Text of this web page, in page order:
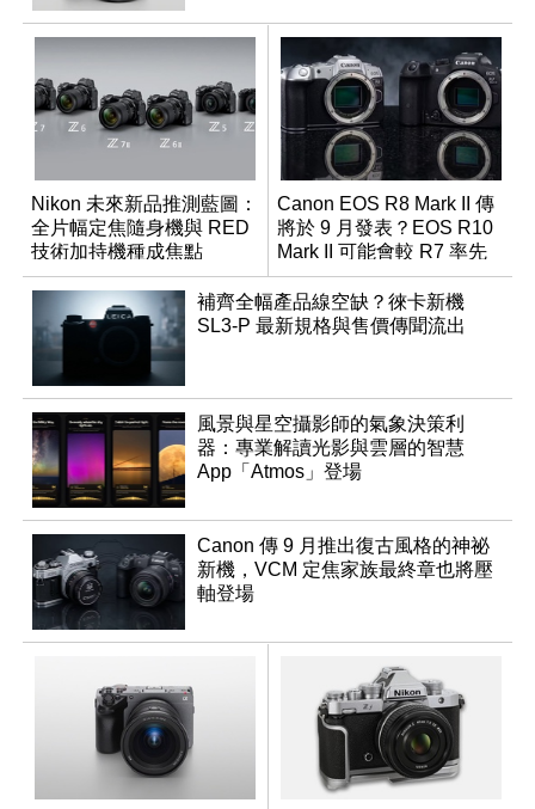
Nikon 未來新品推測藍圖：
全片幅定焦隨身機與 RED
技術加持機種成焦點
Canon EOS R8 Mark II 傳
將於 9 月發表？EOS R10
Mark II 可能會較 R7 率先
推出
補齊全幅產品線空缺？徠卡新機
SL3-P 最新規格與售價傳聞流出
風景與星空攝影師的氣象決策利
器：專業解讀光影與雲層的智慧
App「Atmos」登場
Canon 傳 9 月推出復古風格的神祕
新機，VCM 定焦家族最終章也將壓
軸登場